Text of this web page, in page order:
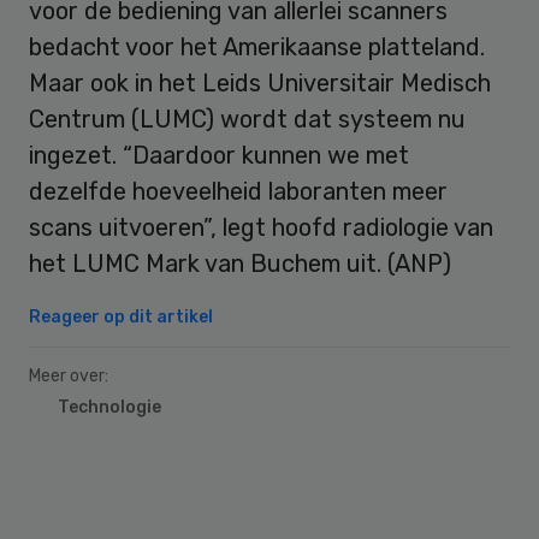
voor de bediening van allerlei scanners
bedacht voor het Amerikaanse platteland.
Maar ook in het Leids Universitair Medisch
Centrum (LUMC) wordt dat systeem nu
ingezet. “Daardoor kunnen we met
dezelfde hoeveelheid laboranten meer
scans uitvoeren”, legt hoofd radiologie van
het LUMC Mark van Buchem uit. (ANP)
Reageer op dit artikel
Meer over:
Technologie